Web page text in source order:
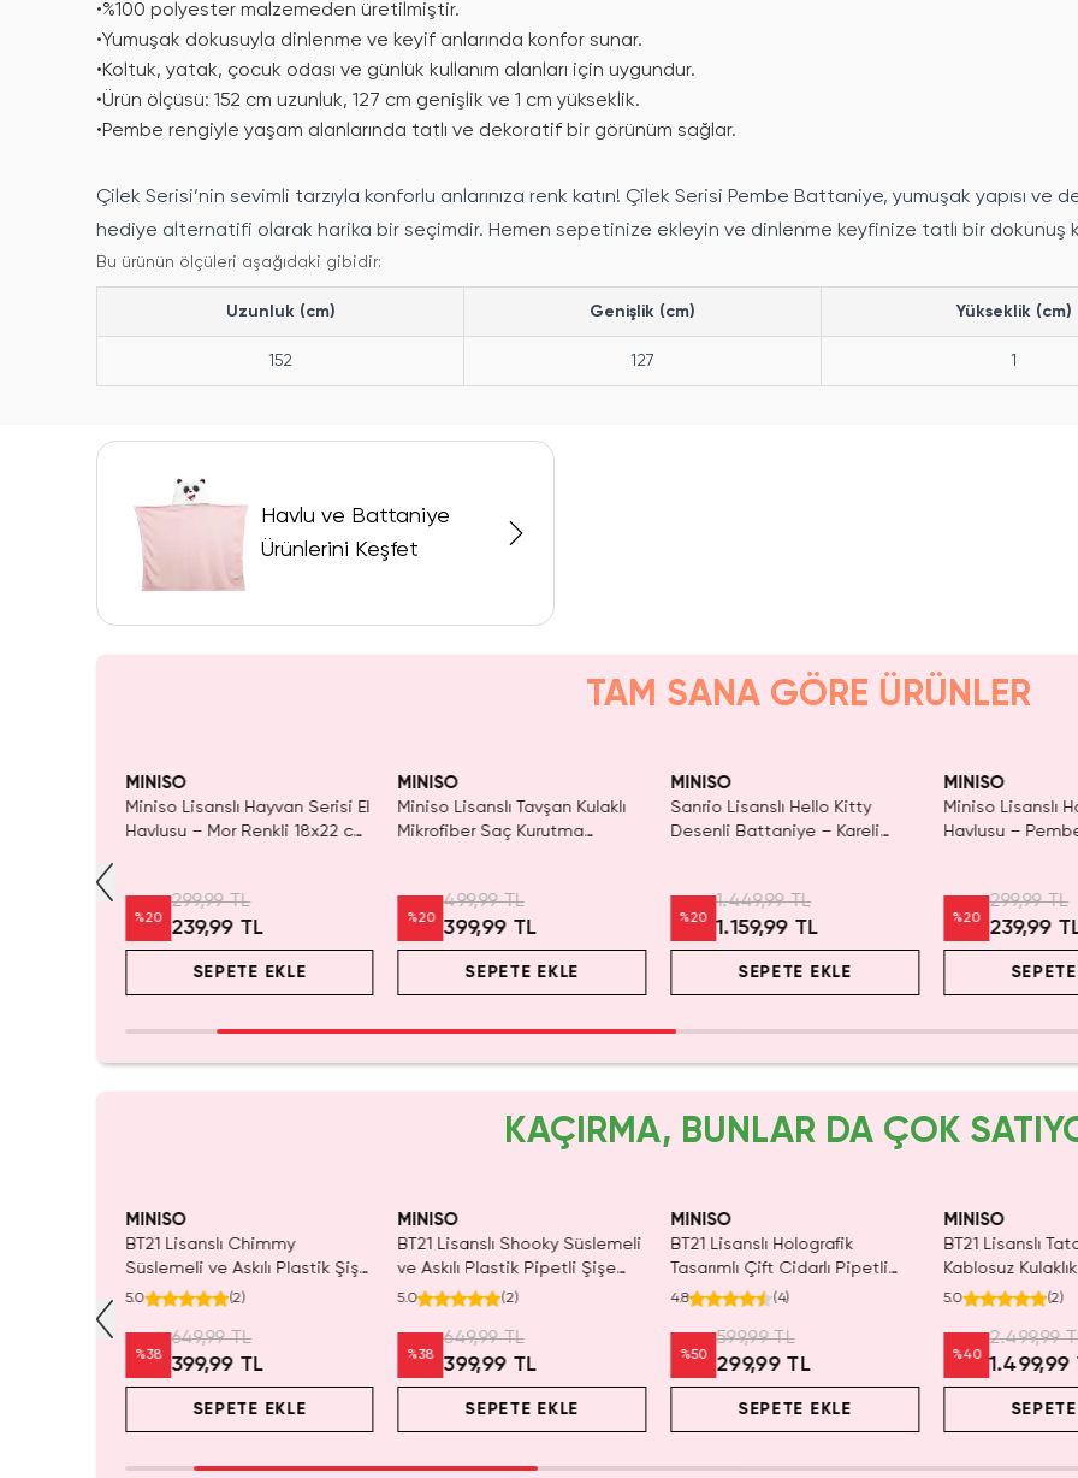
•%100 polyester malzemeden üretilmiştir.
•Yumuşak dokusuyla dinlenme ve keyif anlarında konfor sunar.
•Koltuk, yatak, çocuk odası ve günlük kullanım alanları için uygundur.
•Ürün ölçüsü: 152 cm uzunluk, 127 cm genişlik ve 1 cm yükseklik.
•Pembe rengiyle yaşam alanlarında tatlı ve dekoratif bir görünüm sağlar.
Çilek Serisi’nin sevimli tarzıyla konforlu anlarınıza renk katın! Çilek Serisi Pembe Battaniye, yumuşak yapısı ve
hediye alternatifi olarak harika bir seçimdir. Hemen sepetinize ekleyin ve dinlenme keyfinize tatlı bir dokunuş
Bu ürünün ölçüleri aşağıdaki gibidir:
Uzunluk (cm) Genişlik (cm) Yükseklik (cm)
152 127 1
Havlu ve Battaniye
Ürünlerini Keşfet
TAM SANA GÖRE ÜRÜNLER
MINISO
Miniso Lisanslı Hayvan Serisi El
Havlusu – Mor Renkli 18x22 cm
%20
299,99 TL
239,99 TL
SEPETE EKLE
MINISO
Miniso Lisanslı Tavşan Kulaklı
Mikrofiber Saç Kurutma
%20
499,99 TL
399,99 TL
SEPETE EKLE
MINISO
Sanrio Lisanslı Hello Kitty
Desenli Battaniye – Kareli
%20
1.449,99 TL
1.159,99 TL
SEPETE EKLE
MINISO
Miniso Lisanslı
Havlusu –
%20
299,99 TL
239,99
KAÇIRMA, BUNLAR DA ÇOK
MINISO
BT21 Lisanslı Chimmy
Süslemeli ve Askılı Plastik Şişe
– Eğlenceli Taşınabilir Su
5.0 (2)
%38
649,99 TL
399,99 TL
SEPETE EKLE
MINISO
BT21 Lisanslı Shooky Süslemeli
ve Askılı Plastik Pipetli Şişe
520 ML 16,3 Cm
5.0 (2)
%38
649,99 TL
399,99 TL
SEPETE EKLE
MINISO
BT21 Lisanslı Holografik
Tasarımlı Çift Cidarlı Pipetli
Şişe RJ 800 ml
4.8 (4)
%50
599,99 TL
299,99 TL
SEPETE EKLE
MINISO
BT21 Lisanslı
Kablosuz
Otomatik
5.0 (2)
%40
2.499,99
1.499,99